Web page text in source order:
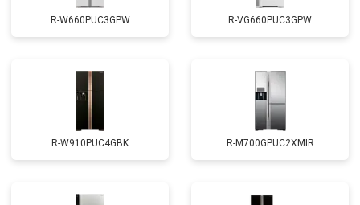
R-W660PUC3GPW R-VG660PUC3GPW
R-W910PUC4GBK R-M700GPUC2XMIR